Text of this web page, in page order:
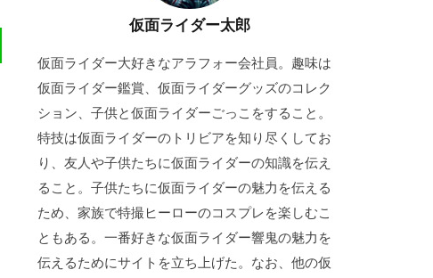
仮面ライダー太郎
仮面ライダー大好きなアラフォー会社員。趣味は
仮面ライダー鑑賞、仮面ライダーグッズのコレク
ション、子供と仮面ライダーごっこをすること。
特技は仮面ライダーのトリビアを知り尽くしてお
り、友人や子供たちに仮面ライダーの知識を伝え
ること。子供たちに仮面ライダーの魅力を伝える
ため、家族で特撮ヒーローのコスプレを楽しむこ
ともある。一番好きな仮面ライダー響鬼の魅力を
伝えるためにサイトを立ち上げた。なお、他の仮